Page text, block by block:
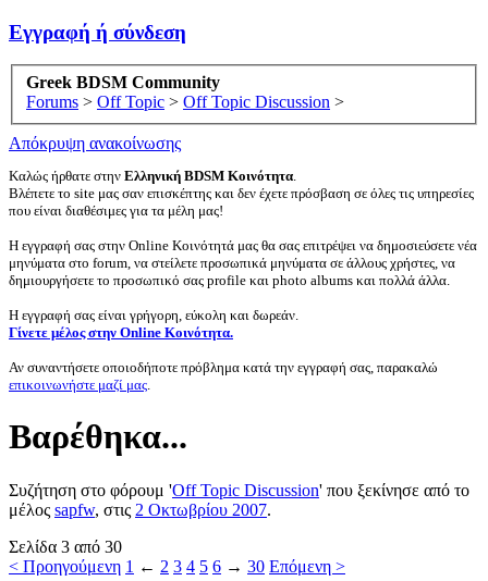
Εγγραφή ή σύνδεση
Greek BDSM Community
Forums > Off Topic > Off Topic Discussion >
Απόκρυψη ανακοίνωσης
Καλώς ήρθατε στην Ελληνική BDSM Κοινότητα.
Βλέπετε το site μας σαν επισκέπτης και δεν έχετε πρόσβαση σε όλες τις υπηρεσίες
που είναι διαθέσιμες για τα μέλη μας!
Η εγγραφή σας στην Online Κοινότητά μας θα σας επιτρέψει να δημοσιεύσετε νέα
μηνύματα στο forum, να στείλετε προσωπικά μηνύματα σε άλλους χρήστες, να
δημιουργήσετε το προσωπικό σας profile και photo albums και πολλά άλλα.
Η εγγραφή σας είναι γρήγορη, εύκολη και δωρεάν.
Γίνετε μέλος στην Online Κοινότητα.
Αν συναντήσετε οποιοδήποτε πρόβλημα κατά την εγγραφή σας, παρακαλώ
επικοινωνήστε μαζί μας.
Βαρέθηκα...
Συζήτηση στο φόρουμ 'Off Topic Discussion' που ξεκίνησε από το
μέλος sapfw, στις 2 Οκτωβρίου 2007.
Σελίδα 3 από 30
< Προηγούμενη 1 ← 2 3 4 5 6 → 30 Επόμενη >